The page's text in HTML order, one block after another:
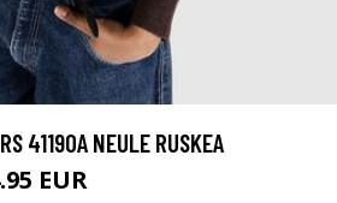
41190A NEULE RUSKEA
EUR